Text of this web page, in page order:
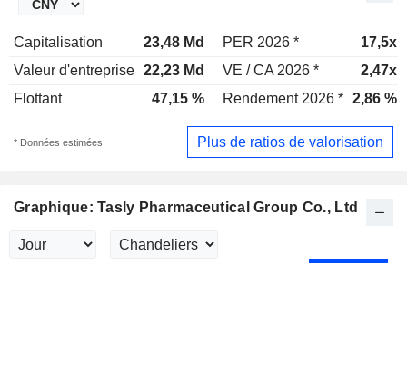
Capitalisation 23,48 Md PER 2026 *
17,5x
Valeur d'entreprise 22,23 Md VE / CA 2026 *
2,47x
Flottant
47,15 % Rendement 2026 * 2,86 %
* Données estimées Plus de ratios de valorisation
Graphique: Tasly Pharmaceutical Group Co., Ltd